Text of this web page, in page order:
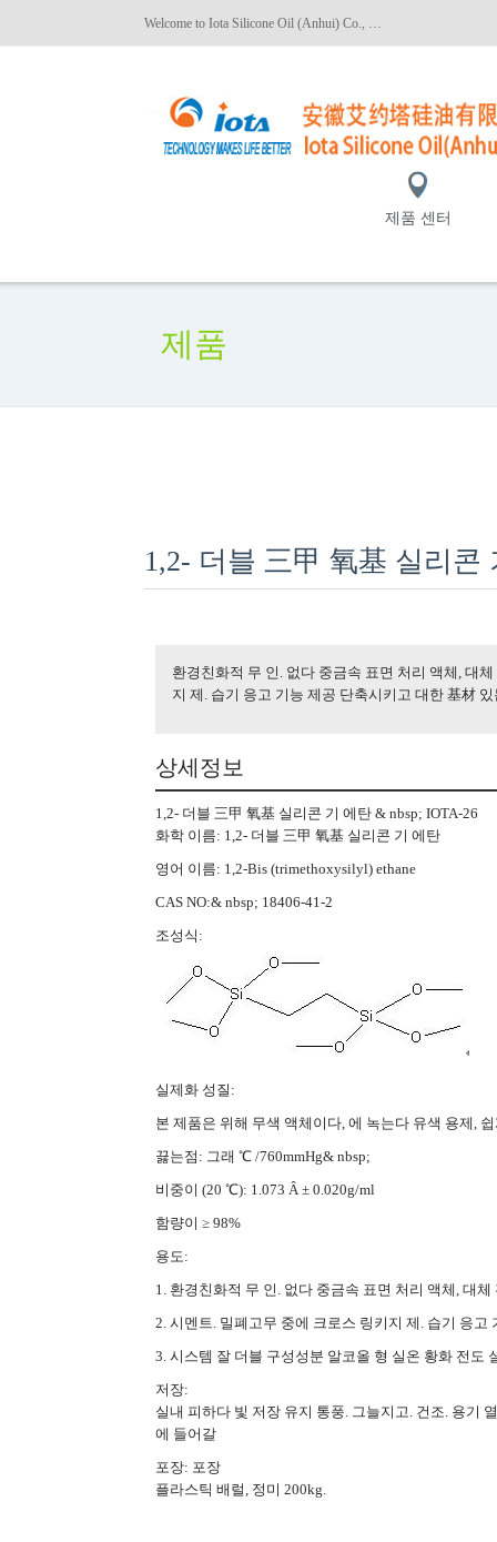
Welcome to Iota Silicone Oil (Anhui) Co., Ltd.!
제품 센터
제품
1,2- 더블 三甲 氧基 실리콘
환경친화적 무 인. 없다 중금속 표면 처리 액체, 대
지 제. 습기 응고 기능 제공 단축시키고 대한 基材
상세정보
1,2- 더블 三甲 氧基 실리콘 기 에탄 & nbsp; IOTA-26
화학 이름: 1,2- 더블 三甲 氧基 실리콘 기 에탄
영어 이름: 1,2-Bis (trimethoxysilyl) ethane
CAS NO:& nbsp; 18406-41-2
조성식:
실제화 성질:
본 제품은 위해 무색 액체이다, 에 녹는다 유색 용제,
끓는점: 그래 ℃ /760mmHg& nbsp;
비중이 (20 ℃): 1.073 Â ± 0.020g/ml
함량이 ≥ 98%
용도:
1. 환경친화적 무 인. 없다 중금속 표면 처리 액체, 대
2. 시멘트. 밀폐고무 중에 크로스 링키지 제. 습기 응
3. 시스템 잘 더블 구성성분 알코올 형 실온 황화 전도
저장:
실내 피하다 빛 저장 유지 통풍. 그늘지고. 건조. 용기
에 들어갈
포장: 포장
플라스틱 배럴, 정미 200kg.